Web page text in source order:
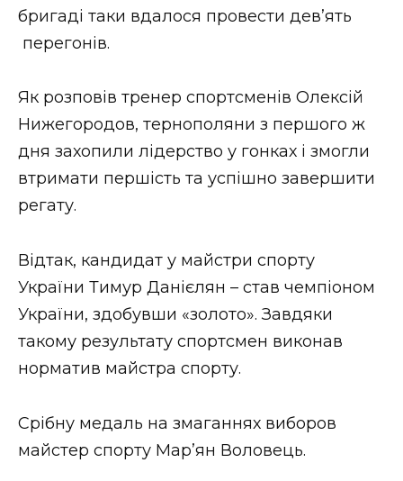
ВІДЕО
бригаді таки вдалося провести дев’ять
перегонів.
Як розповів тренер спортсменів Олексій
Нижегородов, тернополяни з першого ж
дня захопили лідерство у гонках і змогли
втримати першість та успішно завершити
регату.
Відтак, кандидат у майстри спорту
України Тимур Данієлян – став чемпіоном
України, здобувши «золото». Завдяки
такому результату спортсмен виконав
норматив майстра спорту.
Срібну медаль на змаганнях виборов
майстер спорту Мар’ян Воловець.